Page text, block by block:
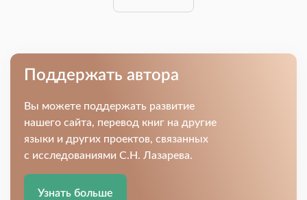
Поддержать автора
Вы можете поддержать развитие
нашего сайта, перевод книг на другие
языки и других проектов, связанных
с исследованиями С.Н. Лазарева.
Узнать больше